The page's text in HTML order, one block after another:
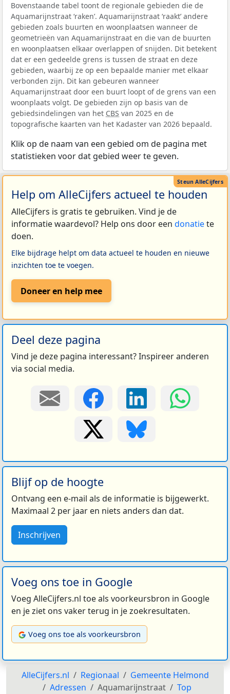
Bovenstaande tabel toont de regionale gebieden die de
Aquamarijnstraat ‘raken’. Aquamarijnstraat ‘raakt’ andere
gebieden zoals buurten en woonplaatsen wanneer de
geometrieën van Aquamarijnstraat en die van de buurten
en woonplaatsen elkaar overlappen of snijden. Dit betekent
dat er een gedeelde grens is tussen de straat en deze
gebieden, waarbij ze op een bepaalde manier met elkaar
verbonden zijn. Dit kan gebeuren wanneer
Aquamarijnstraat door een buurt loopt of de grens van een
woonplaats volgt. De gebieden zijn op basis van de
gebiedsindelingen van het CBS van 2025 en de
topografische kaarten van het Kadaster van 2026 bepaald.
Klik op de naam van een gebied om de pagina met
statistieken voor dat gebied weer te geven.
Help om AlleCijfers actueel te houden
AlleCijfers is gratis te gebruiken. Vind je de
informatie waardevol? Help ons door een donatiete
doen.
Elke bijdrage helpt om data actueel te houden en nieuwe
inzichten toe te voegen.
Doneer en help mee
Deel deze pagina
Vind je deze pagina interessant? Inspireer anderen
via social media.
Blijf op de hoogte
Ontvang een e-mail als de informatie is bijgewerkt.
Maximaal 2 per jaar en niets anders dan dat.
Inschrijven
Voeg ons toe in Google
Voeg AlleCijfers.nl toe als voorkeursbron in Google
en je ziet ons vaker terug in je zoekresultaten.
Voeg ons toe als voorkeursbron
AlleCijfers.nl Regionaal
Gemeente Helmond
Adressen
Aquamarijnstraat Top